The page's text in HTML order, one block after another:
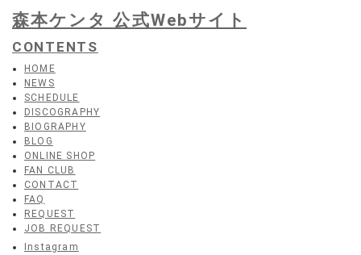
森本ケンタ 公式Webサイト
CONTENTS
HOME
NEWS
SCHEDULE
DISCOGRAPHY
BIOGRAPHY
BLOG
ONLINE SHOP
FAN CLUB
CONTACT
FAQ
REQUEST
JOB REQUEST
Instagram